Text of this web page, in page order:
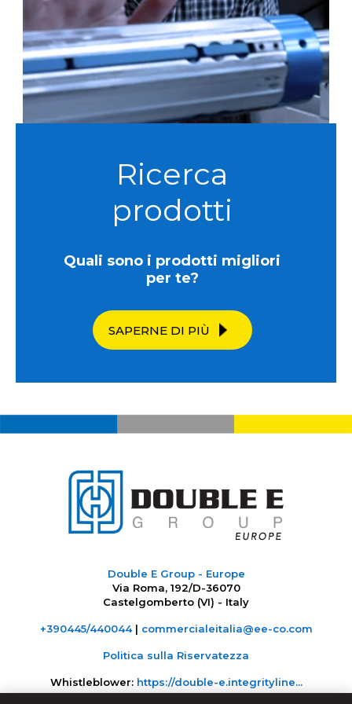
Ricerca
prodotti
Quali sono i prodotti migliori
per te?
SAPERNE DI PIÙ
Double E Group - Europe
Via Roma, 192/D-36070
Castelgomberto (VI) - Italy
+390445/440044| commercialeitalia@ee-co.com
Politica sulla Riservatezza
Whistleblower: https://double-e.integrityline...